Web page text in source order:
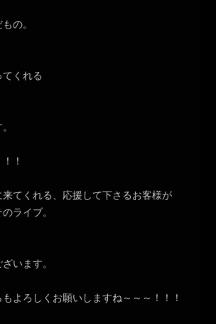
の。
くれる
！
てくれる、応援して下さるお客様が
ライブ。
います。
よろしくお願いしますね～～～！！！